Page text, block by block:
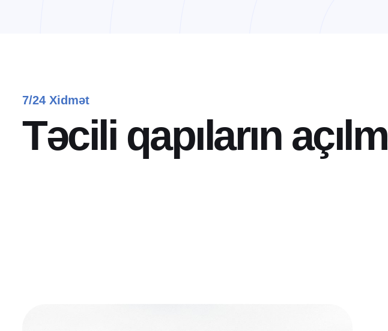
7/24 Xidmət
Təcili qapıların açılm